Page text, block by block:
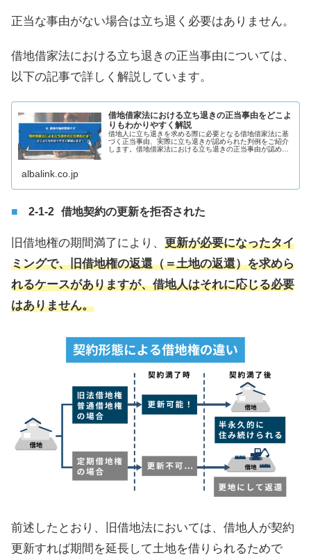
正当な事由がない場合は立ち退く必要はありません。
借地借家法における立ち退きの正当事由については、
以下の記事で詳しく解説しています。
借地借家法における立ち退きの正当事由をどこよ
りもわかりやすく解説
借地人に立ち退きを求める際に必要となる借地借家法に基
づく正当事由、実際に立ち退きが認められた判例をご紹介
します。借地借家法における立ち退きの正当事由が認めら
albalink.co.jp
借地契約の更新を拒否された
旧借地権の期間満了により、 更新が必要になったタイ
ミングで、旧借地権の返還（＝土地の返還）を求めら
れるケースがありますが、借地人はそれに応じる必要
はありません。
前述したとおり、旧借地法においては、借地人が契約
更新すれば期間を延長して土地を借りられるためで